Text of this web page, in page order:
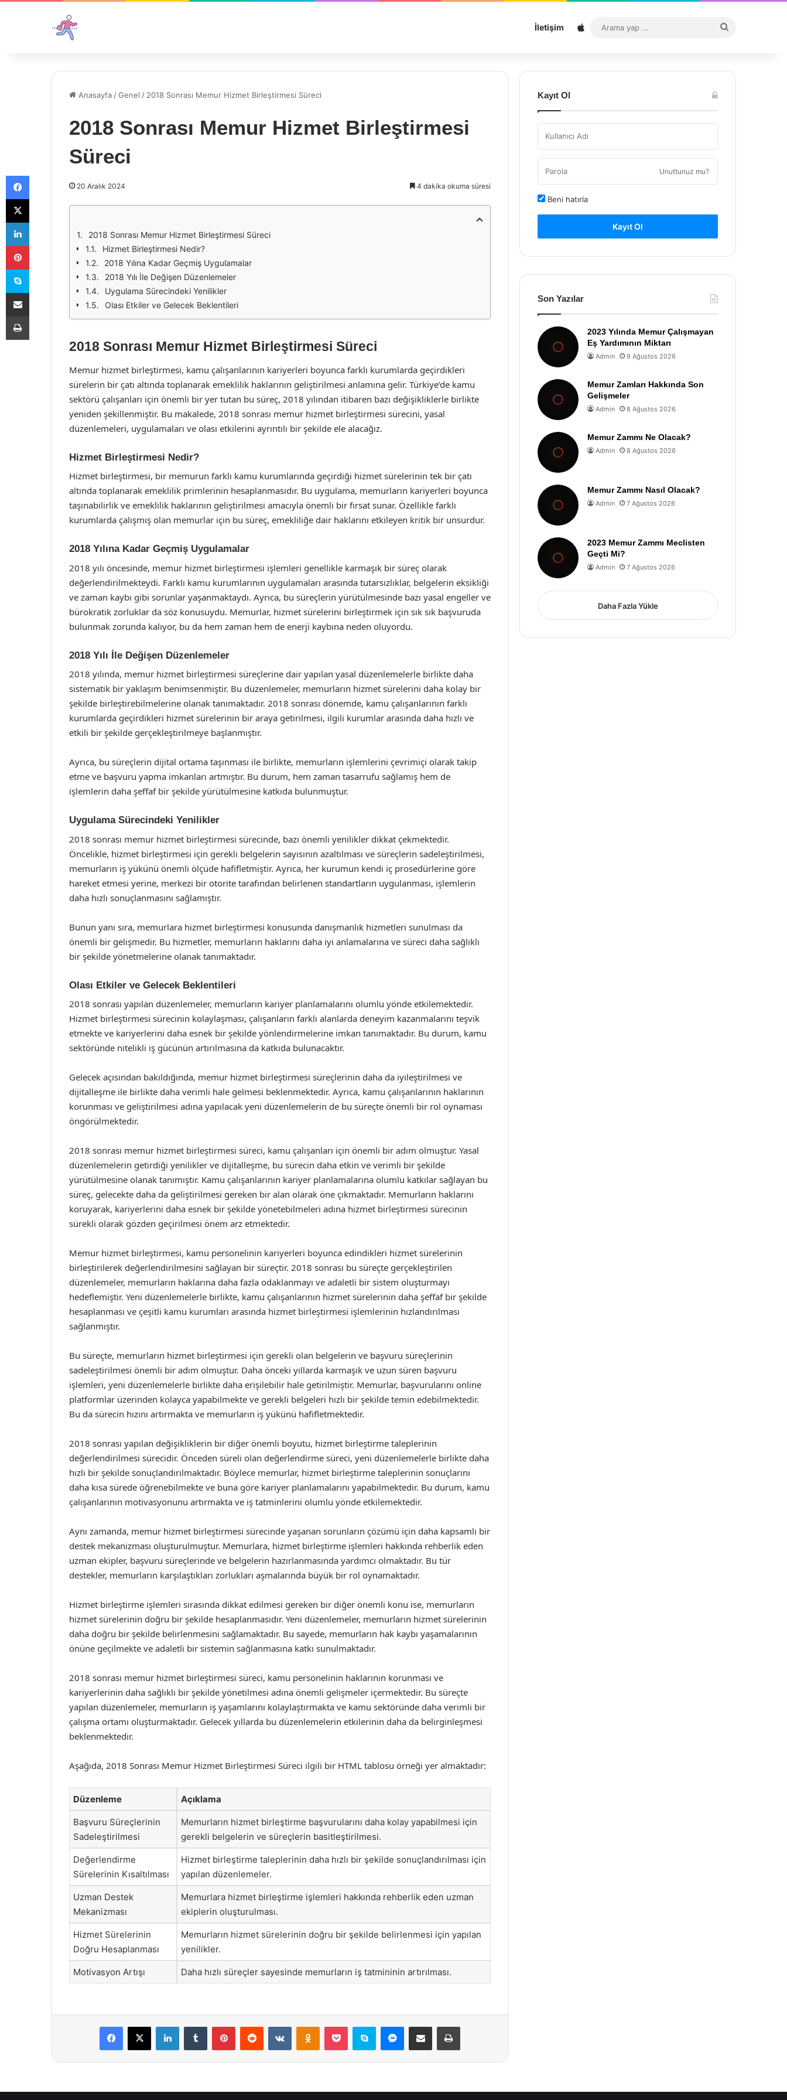
İletişim Sitemap
...
Anasayfa /Genel / 2018 Sonrası Memur Hizmet Birleştirmesi Süreci
2018 Sonrası Memur Hizmet Birleştirmesi
Süreci
20 Aralık 2024 4 dakika okuma süresi
2018 Sonrası Memur Hizmet Birleştirmesi Süreci
Hizmet Birleştirmesi Nedir?
2018 Yılına Kadar Geçmiş Uygulamalar
2018 Yılı İle Değişen Düzenlemeler
Uygulama Sürecindeki Yenilikler
Olası Etkiler ve Gelecek Beklentileri
2018 Sonrası Memur Hizmet Birleştirmesi Süreci
Memur hizmet birleştirmesi, kamu çalışanlarının kariyerleri boyunca farklı kurumlarda geçirdikleri
sürelerin bir çatı altında toplanarak emeklilik haklarının geliştirilmesi anlamına gelir. Türkiye’de kamu
sektörü çalışanları için önemli bir yer tutan bu süreç, 2018 yılından itibaren bazı değişikliklerle birlikte
yeniden şekillenmiştir. Bu makalede, 2018 sonrası memur hizmet birleştirmesi sürecini, yasal
düzenlemeleri, uygulamaları ve olası etkilerini ayrıntılı bir şekilde ele alacağız.
Hizmet Birleştirmesi Nedir?
Hizmet birleştirmesi, bir memurun farklı kamu kurumlarında geçirdiği hizmet sürelerinin tek bir çatı
altında toplanarak emeklilik primlerinin hesaplanmasıdır. Bu uygulama, memurların kariyerleri boyunca
taşınabilirlik ve emeklilik haklarının geliştirilmesi amacıyla önemli bir fırsat sunar. Özellikle farklı
kurumlarda çalışmış olan memurlar için bu süreç, emekliliğe dair haklarını etkileyen kritik bir unsurdur.
2018 Yılına Kadar Geçmiş Uygulamalar
2018 yılı öncesinde, memur hizmet birleştirmesi işlemleri genellikle karmaşık bir süreç olarak
değerlendirilmekteydi. Farklı kamu kurumlarının uygulamaları arasında tutarsızlıklar, belgelerin eksikliği
ve zaman kaybı gibi sorunlar yaşanmaktaydı. Ayrıca, bu süreçlerin yürütülmesinde bazı yasal engeller ve
bürokratik zorluklar da söz konusuydu. Memurlar, hizmet sürelerini birleştirmek için sık sık başvuruda
bulunmak zorunda kalıyor, bu da hem zaman hem de enerji kaybına neden oluyordu.
2018 Yılı İle Değişen Düzenlemeler
2018 yılında, memur hizmet birleştirmesi süreçlerine dair yapılan yasal düzenlemelerle birlikte daha
sistematik bir yaklaşım benimsenmiştir. Bu düzenlemeler, memurların hizmet sürelerini daha kolay bir
şekilde birleştirebilmelerine olanak tanımaktadır. 2018 sonrası dönemde, kamu çalışanlarının farklı
kurumlarda geçirdikleri hizmet sürelerinin bir araya getirilmesi, ilgili kurumlar arasında daha hızlı ve
etkili bir şekilde gerçekleştirilmeye başlanmıştır.
Ayrıca, bu süreçlerin dijital ortama taşınması ile birlikte, memurların işlemlerini çevrimiçi olarak takip
etme ve başvuru yapma imkanları artmıştır. Bu durum, hem zaman tasarrufu sağlamış hem de
işlemlerin daha şeffaf bir şekilde yürütülmesine katkıda bulunmuştur.
Uygulama Sürecindeki Yenilikler
2018 sonrası memur hizmet birleştirmesi sürecinde, bazı önemli yenilikler dikkat çekmektedir.
Öncelikle, hizmet birleştirmesi için gerekli belgelerin sayısının azaltılması ve süreçlerin sadeleştirilmesi,
memurların iş yükünü önemli ölçüde hafifletmiştir. Ayrıca, her kurumun kendi iç prosedürlerine göre
hareket etmesi yerine, merkezi bir otorite tarafından belirlenen standartların uygulanması, işlemlerin
daha hızlı sonuçlanmasını sağlamıştır.
Bunun yanı sıra, memurlara hizmet birleştirmesi konusunda danışmanlık hizmetleri sunulması da
önemli bir gelişmedir. Bu hizmetler, memurların haklarını daha iyi anlamalarına ve süreci daha sağlıklı
bir şekilde yönetmelerine olanak tanımaktadır.
Olası Etkiler ve Gelecek Beklentileri
2018 sonrası yapılan düzenlemeler, memurların kariyer planlamalarını olumlu yönde etkilemektedir.
Hizmet birleştirmesi sürecinin kolaylaşması, çalışanların farklı alanlarda deneyim kazanmalarını teşvik
etmekte ve kariyerlerini daha esnek bir şekilde yönlendirmelerine imkan tanımaktadır. Bu durum, kamu
sektöründe nitelikli iş gücünün artırılmasına da katkıda bulunacaktır.
Gelecek açısından bakıldığında, memur hizmet birleştirmesi süreçlerinin daha da iyileştirilmesi ve
dijitalleşme ile birlikte daha verimli hale gelmesi beklenmektedir. Ayrıca, kamu çalışanlarının haklarının
korunması ve geliştirilmesi adına yapılacak yeni düzenlemelerin de bu süreçte önemli bir rol oynaması
öngörülmektedir.
2018 sonrası memur hizmet birleştirmesi süreci, kamu çalışanları için önemli bir adım olmuştur. Yasal
düzenlemelerin getirdiği yenilikler ve dijitalleşme, bu sürecin daha etkin ve verimli bir şekilde
yürütülmesine olanak tanımıştır. Kamu çalışanlarının kariyer planlamalarına olumlu katkılar sağlayan bu
süreç, gelecekte daha da geliştirilmesi gereken bir alan olarak öne çıkmaktadır. Memurların haklarını
koruyarak, kariyerlerini daha esnek bir şekilde yönetebilmeleri adına hizmet birleştirmesi sürecinin
sürekli olarak gözden geçirilmesi önem arz etmektedir.
Memur hizmet birleştirmesi, kamu personelinin kariyerleri boyunca edindikleri hizmet sürelerinin
birleştirilerek değerlendirilmesini sağlayan bir süreçtir. 2018 sonrası bu süreçte gerçekleştirilen
düzenlemeler, memurların haklarına daha fazla odaklanmayı ve adaletli bir sistem oluşturmayı
hedeflemiştir. Yeni düzenlemelerle birlikte, kamu çalışanlarının hizmet sürelerinin daha şeffaf bir şekilde
hesaplanması ve çeşitli kamu kurumları arasında hizmet birleştirmesi işlemlerinin hızlandırılması
sağlanmıştır.
Bu süreçte, memurların hizmet birleştirmesi için gerekli olan belgelerin ve başvuru süreçlerinin
sadeleştirilmesi önemli bir adım olmuştur. Daha önceki yıllarda karmaşık ve uzun süren başvuru
işlemleri, yeni düzenlemelerle birlikte daha erişilebilir hale getirilmiştir. Memurlar, başvurularını online
platformlar üzerinden kolayca yapabilmekte ve gerekli belgeleri hızlı bir şekilde temin edebilmektedir.
Bu da sürecin hızını artırmakta ve memurların iş yükünü hafifletmektedir.
2018 sonrası yapılan değişikliklerin bir diğer önemli boyutu, hizmet birleştirme taleplerinin
değerlendirilmesi sürecidir. Önceden süreli olan değerlendirme süreci, yeni düzenlemelerle birlikte daha
hızlı bir şekilde sonuçlandırılmaktadır. Böylece memurlar, hizmet birleştirme taleplerinin sonuçlarını
daha kısa sürede öğrenebilmekte ve buna göre kariyer planlamalarını yapabilmektedir. Bu durum, kamu
çalışanlarının motivasyonunu artırmakta ve iş tatminlerini olumlu yönde etkilemektedir.
Aynı zamanda, memur hizmet birleştirmesi sürecinde yaşanan sorunların çözümü için daha kapsamlı bir
destek mekanizması oluşturulmuştur. Memurlara, hizmet birleştirme işlemleri hakkında rehberlik eden
uzman ekipler, başvuru süreçlerinde ve belgelerin hazırlanmasında yardımcı olmaktadır. Bu tür
destekler, memurların karşılaştıkları zorlukları aşmalarında büyük bir rol oynamaktadır.
Hizmet birleştirme işlemleri sırasında dikkat edilmesi gereken bir diğer önemli konu ise, memurların
hizmet sürelerinin doğru bir şekilde hesaplanmasıdır. Yeni düzenlemeler, memurların hizmet sürelerinin
daha doğru bir şekilde belirlenmesini sağlamaktadır. Bu sayede, memurların hak kaybı yaşamalarının
önüne geçilmekte ve adaletli bir sistemin sağlanmasına katkı sunulmaktadır.
2018 sonrası memur hizmet birleştirmesi süreci, kamu personelinin haklarının korunması ve
kariyerlerinin daha sağlıklı bir şekilde yönetilmesi adına önemli gelişmeler içermektedir. Bu süreçte
yapılan düzenlemeler, memurların iş yaşamlarını kolaylaştırmakta ve kamu sektöründe daha verimli bir
çalışma ortamı oluşturmaktadır. Gelecek yıllarda bu düzenlemelerin etkilerinin daha da belirginleşmesi
beklenmektedir.
Aşağıda, 2018 Sonrası Memur Hizmet Birleştirmesi Süreci ilgili bir HTML tablosu örneği yer almaktadır:
Düzenleme Açıklama
Başvuru Süreçlerinin
Sadeleştirilmesi
Memurların hizmet birleştirme başvurularını daha kolay yapabilmesi için
gerekli belgelerin ve süreçlerin basitleştirilmesi.
Değerlendirme
Sürelerinin Kısaltılması
Hizmet birleştirme taleplerinin daha hızlı bir şekilde sonuçlandırılması için
yapılan düzenlemeler.
Uzman Destek
Mekanizması
Memurlara hizmet birleştirme işlemleri hakkında rehberlik eden uzman
ekiplerin oluşturulması.
Hizmet Sürelerinin
Doğru Hesaplanması
Memurların hizmet sürelerinin doğru bir şekilde belirlenmesi için yapılan
yenilikler.
Motivasyon Artışı Daha hızlı süreçler sayesinde memurların iş tatmininin artırılması.
Facebook
X LinkedInTumblr PinterestReddit VKontakteOdnoklassniki
Pocket Skype Messenger
E-Posta ile paylaş Yazdır
Kayıt Ol
Unuttunuz mu?
Beni hatırla
Kayıt Ol
Son Yazılar
2023 Yılında Memur Çalışmayan
Eş Yardımının Miktarı
Admin 9 Ağustos 2026
Memur Zamları Hakkında Son
Gelişmeler
Admin 8 Ağustos 2026
Memur Zammı Ne Olacak?
Admin 8 Ağustos 2026
Memur Zammı Nasıl Olacak?
Admin 7 Ağustos 2026
2023 Memur Zammı Meclisten
Geçti Mi?
Admin 7 Ağustos 2026
Daha Fazla Yükle
Facebook
X
LinkedIn
Pinterest
Skype
E-Posta ile paylaş